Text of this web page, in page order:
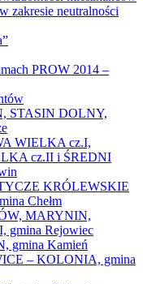
zakresie neutralności
PROW 2014 –
STASIN DOLNY,
WIELKA cz.I,
cz.II i ŚREDNI
KRÓLEWSKIE
Chełm
MARYNIN,
gmina Rejowiec
gmina Kamień
– KOLONIA, gmina